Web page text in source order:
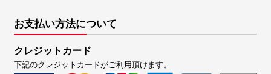
お支払い方法について
クレジットカード
下記のクレジットカードがご利用頂けます。